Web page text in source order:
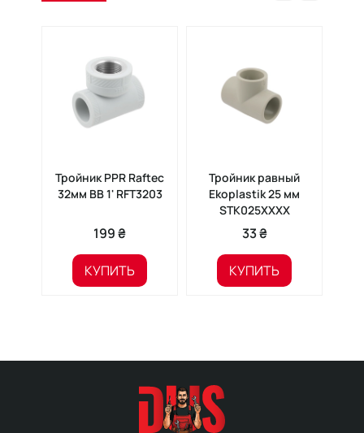
Тройник PPR Raftec
32мм ВВ 1' RFT3203
199 ₴
КУПИТЬ
Тройник равный
Ekoplastik 25 мм
STK025XXXX
33 ₴
КУПИТЬ